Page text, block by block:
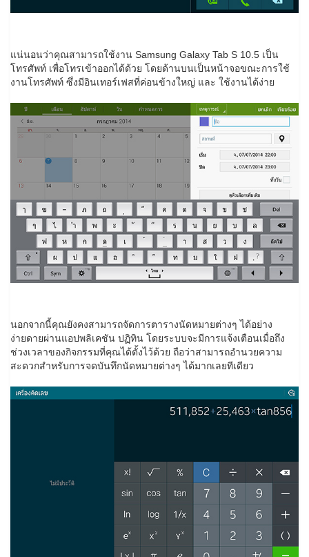
แน่นอนว่าคุณสามารถใช้งาน Samsung Galaxy Tab S 10.5 เป็น
โทรศัพท์ เพื่อโทรเข้าออกได้ด้วย โดยด้านบนเป็นหน้าจอขณะการใช้
งานโทรศัพท์ ซึ่งมีอินเทอร์เฟสที่ค่อนข้างใหญ่ และ ใช้งานได้ง่าย
นอกจากนี้คุณยังคงสามารถจัดการตารางนัดหมายต่างๆ ได้อย่าง
ง่ายดายผ่านแอปพลิเคชัน ปฏิทิน โดยระบบจะมีการแจ้งเตือนเมื่อถึง
ช่วงเวลาของกิจกรรมที่คุณได้ตั้งไว้ด้วย ถือว่าสามารถอำนวยความ
สะดวกสำหรับการจดบันทึกนัดหมายต่างๆ ได้มากเลยทีเดียว